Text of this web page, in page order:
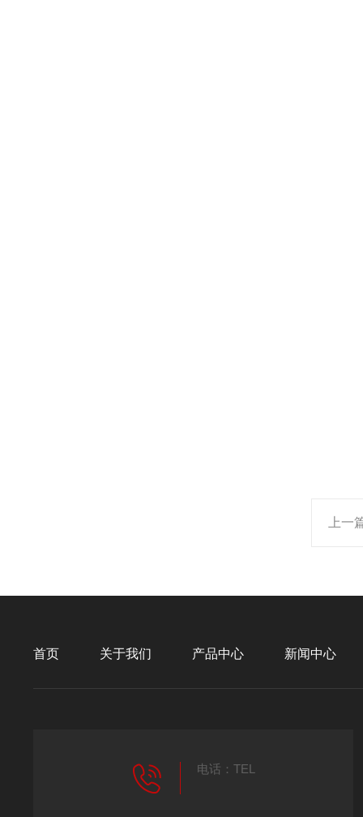
上一
首页 关于我们 产品中心 新闻中心
电话：TEL